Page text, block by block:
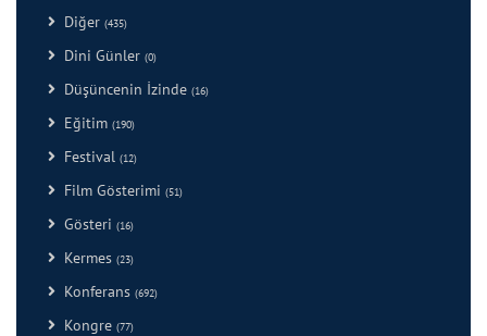
Diğer (435)
Dini Günler (0)
Düşüncenin İzinde (16)
Eğitim (190)
Festival (12)
Film Gösterimi (51)
Gösteri (16)
Kermes (23)
Konferans (692)
Kongre (77)